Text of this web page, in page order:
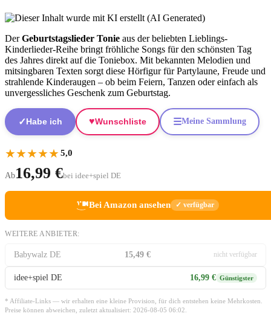
DerGeburtstagslieder Tonie aus der beliebten Lieblings-
Kinderlieder-Reihe bringt fröhliche Songs für den schönsten Tag
des Jahres direkt auf die Toniebox. Mit bekannten Melodien und
mitsingbaren Texten sorgt diese Hörfigur für Partylaune, Freude und
strahlende Kinderaugen – ob beim Feiern, Tanzen oder einfach als
unvergessliches Geschenk zum Geburtstag.
✓Habe ich ♥Wunschliste ☰Meine Sammlung
★★★★★5,0
Ab16,99 €bei idee+spiel DE
Bei Amazon ansehen ✓ verfügbar
WEITERE ANBIETER:
Babywalz DE 15,49 € nicht verfügbar
idee+spiel DE 16,99 € Günstigster
* Affiliate-Links — wir erhalten eine kleine Provision, für dich entstehen keine Mehrkosten.
Preise können abweichen, zuletzt aktualisiert: 2026-08-05 06:02.